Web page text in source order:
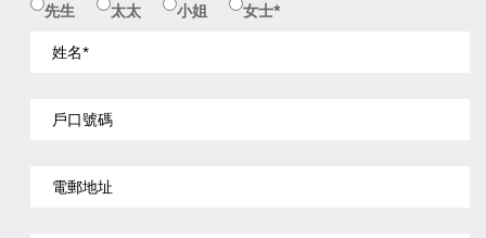
先生 太太 小姐 女士*